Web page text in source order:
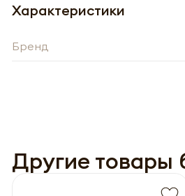
Характеристики
Бренд
Другие товары